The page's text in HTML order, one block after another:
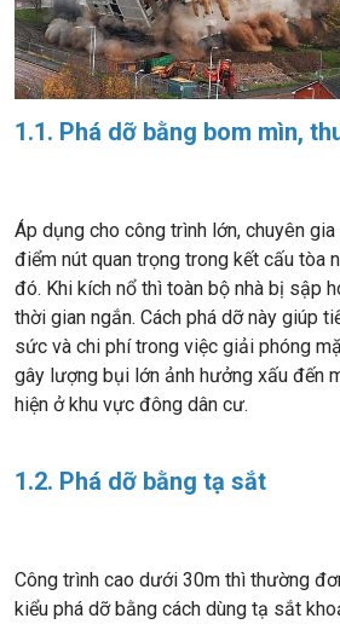
1.1. Phá dỡ bằng bom mìn,
Áp dụng cho công trình lớn, chuyên
điểm nút quan trọng trong kết cấu tòa
đó. Khi kích nổ thì toàn bộ nhà bị sập
thời gian ngắn. Cách phá dỡ này giúp
sức và chi phí trong việc giải phóng
gây lượng bụi lớn ảnh hưởng xấu đến
hiện ở khu vực đông dân cư.
1.2. Phá dỡ bằng tạ sắt
Công trình cao dưới 30m thì thường
kiểu phá dỡ bằng cách dùng tạ sắt